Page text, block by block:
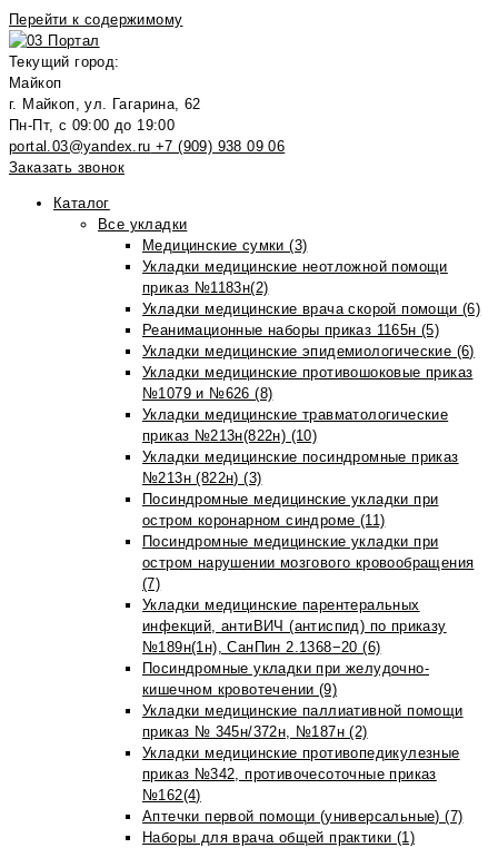
Перейти к содержимому
Текущий город:
Майкоп
г. Майкоп, ул. Гагарина, 62
Пн-Пт, с 09:00 до 19:00
portal.03@yandex.ru +7 (909) 938 09 06
Заказать звонок
Каталог
Все укладки
Медицинские сумки (3)
Укладки медицинские неотложной помощи
приказ №1183н(2)
Укладки медицинские врача скорой помощи (6)
Реанимационные наборы приказ 1165н (5)
Укладки медицинские эпидемиологические (6)
Укладки медицинские противошоковые приказ
№1079 и №626 (8)
Укладки медицинские травматологические
приказ №213н(822н) (10)
Укладки медицинские посиндромные приказ
№213н (822н) (3)
Посиндромные медицинские укладки при
остром коронарном синдроме (11)
Посиндромные медицинские укладки при
остром нарушении мозгового кровообращения
(7)
Укладки медицинские парентеральных
инфекций, антиВИЧ (антиспид) по приказу
№189н(1н), СанПин 2.1368−20 (6)
Посиндромные укладки при желудочно-
кишечном кровотечении (9)
Укладки медицинские паллиативной помощи
приказ № 345н/372н, №187н (2)
Укладки медицинские противопедикулезные
приказ №342, противочесоточные приказ
№162(4)
Аптечки первой помощи (универсальные) (7)
Наборы для врача общей практики (1)